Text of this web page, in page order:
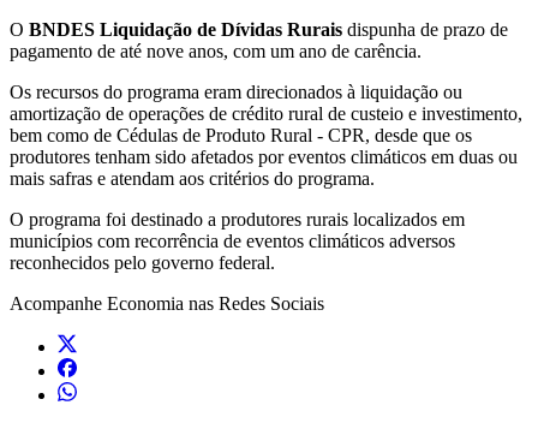
O BNDES Liquidação de Dívidas Rurais dispunha de prazo de
pagamento de até nove anos, com um ano de carência.
Os recursos do programa eram direcionados à liquidação ou
amortização de operações de crédito rural de custeio e investimento,
bem como de Cédulas de Produto Rural - CPR, desde que os
produtores tenham sido afetados por eventos climáticos em duas ou
mais safras e atendam aos critérios do programa.
O programa foi destinado a produtores rurais localizados em
municípios com recorrência de eventos climáticos adversos
reconhecidos pelo governo federal.
Acompanhe Economia nas Redes Sociais